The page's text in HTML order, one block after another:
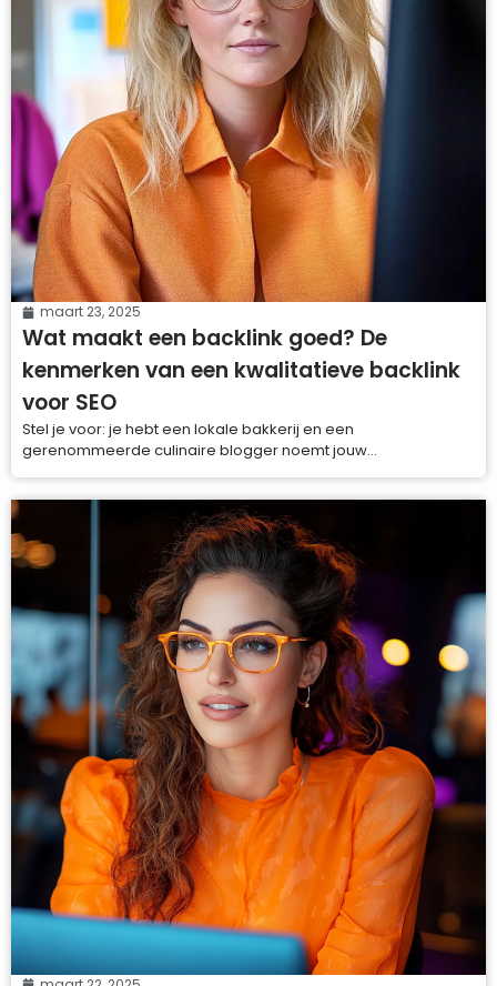
maart 23, 2025
Wat maakt een backlink goed? De
kenmerken van een kwalitatieve backlink
voor SEO
Stel je voor: je hebt een lokale bakkerij en een
gerenommeerde culinaire blogger noemt jouw...